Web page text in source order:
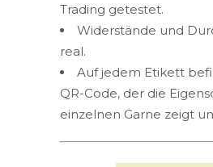
Trading getestet.
Widerstände und
real.
Auf jedem Etikett
QR-Code, der die
einzelnen Garne zeigt